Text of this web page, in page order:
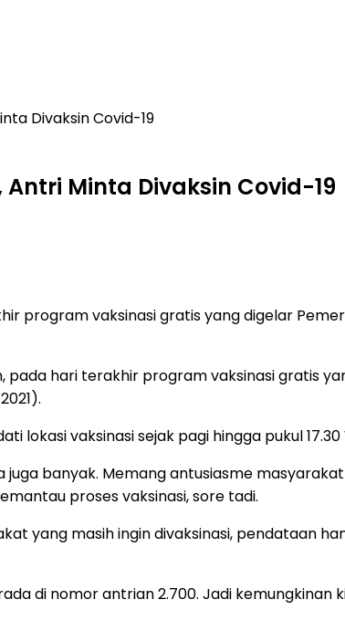
Divaksin Covid-19
Minta Divaksin Covid-19
program vaksinasi gratis yang digelar
pada hari terakhir program vaksinasi gratis
vaksinasi sejak pagi hingga pukul
banyak. Memang antusiasme
proses vaksinasi, sore tadi.
yang masih ingin divaksinasi, pendataan
di nomor antrian 2.700. Jadi kemungkinan